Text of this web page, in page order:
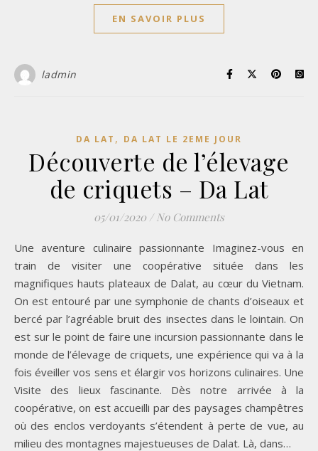
EN SAVOIR PLUS
ladmin
DA LAT , DA LAT LE 2EME JOUR
Découverte de l’élevage
de criquets – Da Lat
05/01/2020 / No Comments
Une aventure culinaire passionnante Imaginez-vous en
train de visiter une coopérative située dans les
magnifiques hauts plateaux de Dalat, au cœur du Vietnam.
On est entouré par une symphonie de chants d’oiseaux et
bercé par l’agréable bruit des insectes dans le lointain. On
est sur le point de faire une incursion passionnante dans le
monde de l’élevage de criquets, une expérience qui va à la
fois éveiller vos sens et élargir vos horizons culinaires. Une
Visite des lieux fascinante. Dès notre arrivée à la
coopérative, on est accueilli par des paysages champêtres
où des enclos verdoyants s’étendent à perte de vue, au
milieu des montagnes majestueuses de Dalat. Là, dans…